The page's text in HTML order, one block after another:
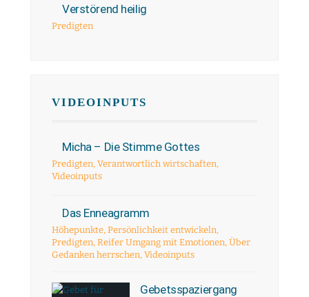
Verstörend heilig
Predigten
VIDEOINPUTS
Micha – Die Stimme Gottes
Predigten, Verantwortlich wirtschaften,
Videoinputs
Das Enneagramm
Höhepunkte, Persönlichkeit entwickeln,
Predigten, Reifer Umgang mit Emotionen, Über
Gedanken herrschen, Videoinputs
Gebetsspaziergang